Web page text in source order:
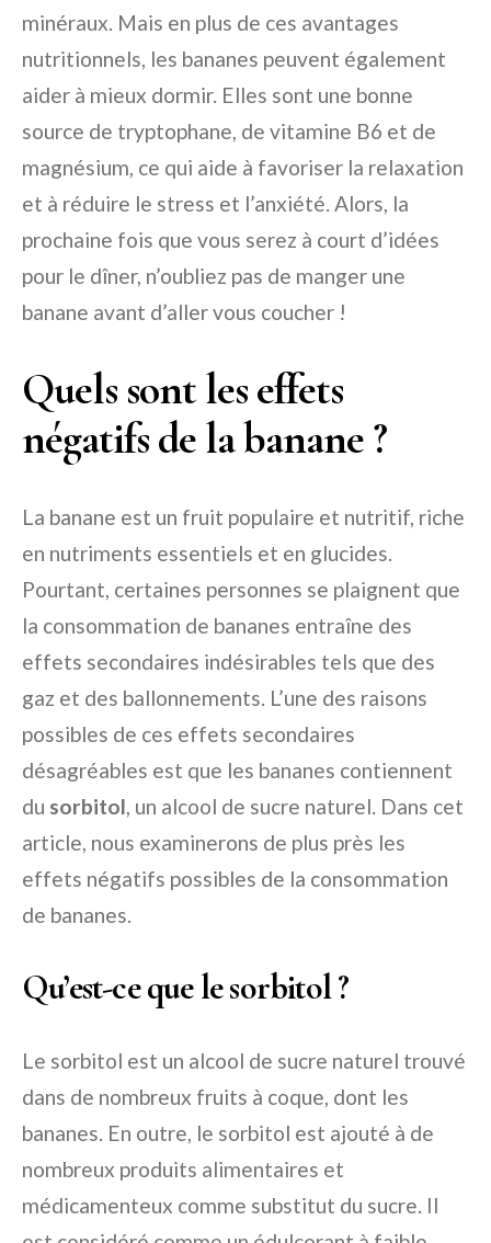
minéraux. Mais en plus de ces avantages
nutritionnels, les bananes peuvent également
aider à mieux dormir. Elles sont une bonne
source de tryptophane, de vitamine B6 et de
magnésium, ce qui aide à favoriser la relaxation
et à réduire le stress et l’anxiété. Alors, la
prochaine fois que vous serez à court d’idées
pour le dîner, n’oubliez pas de manger une
banane avant d’aller vous coucher !
Quels sont les effets
négatifs de la banane ?
La banane est un fruit populaire et nutritif, riche
en nutriments essentiels et en glucides.
Pourtant, certaines personnes se plaignent que
la consommation de bananes entraîne des
effets secondaires indésirables tels que des
gaz et des ballonnements. L’une des raisons
possibles de ces effets secondaires
désagréables est que les bananes contiennent
du sorbitol, un alcool de sucre naturel. Dans cet
article, nous examinerons de plus près les
effets négatifs possibles de la consommation
de bananes.
Qu’est-ce que le sorbitol ?
Le sorbitol est un alcool de sucre naturel trouvé
dans de nombreux fruits à coque, dont les
bananes. En outre, le sorbitol est ajouté à de
nombreux produits alimentaires et
médicamenteux comme substitut du sucre. Il